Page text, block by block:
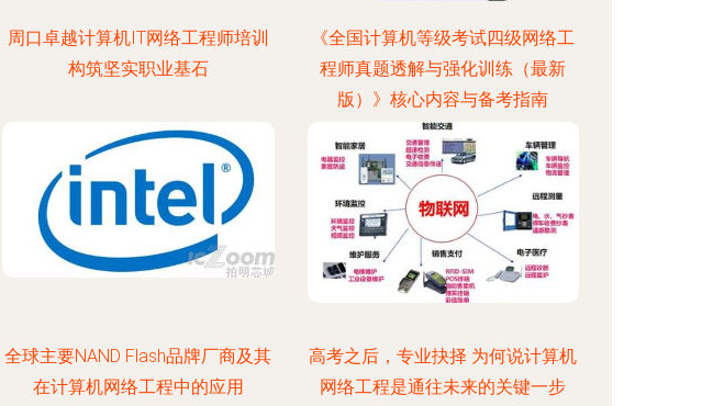
周口卓越计算机IT网络工程师培训
构筑坚实职业基石
《全国计算机等级考试四级网络工
程师真题透解与强化训练（最新
版）》核心内容与备考指南
全球主要NAND Flash品牌厂商及其
在计算机网络工程中的应用
高考之后，专业抉择 为何说计算机
网络工程是通往未来的关键一步